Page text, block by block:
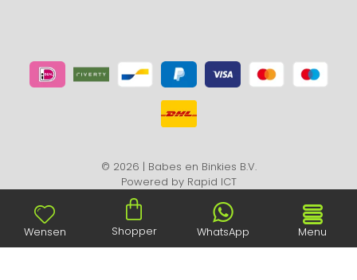
© 2026 | Babes en Binkies B.V.
Powered by Rapid ICT
Wensen Shopper WhatsApp Menu